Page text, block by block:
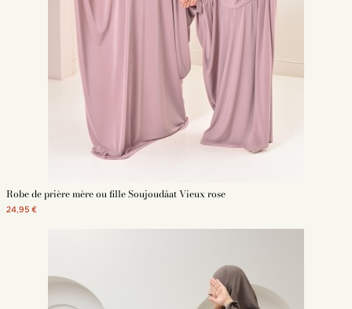
Robe de prière mère ou fille Soujoudâat Vieux rose
24,95 €